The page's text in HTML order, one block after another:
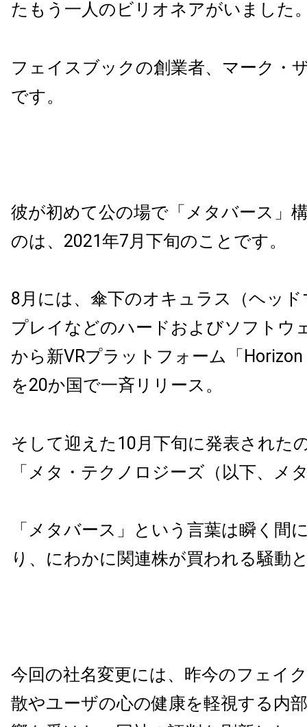
たもう一人のビリオネアがいました
フェイスブックの創業者、マーク・
です。
彼が初めて公の場で「メタバース」
のは、2021年7月下旬のことです。
8月には、傘下のオキュラス（ヘッ
プレイなどのハードおよびソフトウ
から新VRプラットフォーム「
を20か国で一斉リリース。
そして迎えた10月下旬に発表された
「メタ・テクノロジーズ（以下、メ
「メタバース」という言葉は瞬く間
り、にわかに関連株が買われる騒動
今回の社名変更には、昨今のフェイ
散やユーザの心の健康を軽視する内